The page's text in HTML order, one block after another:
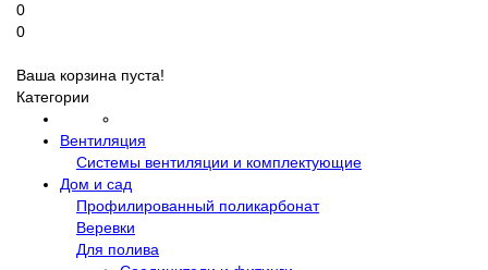
0
0
Ваша корзина пуста!
Категории
Вентиляция
Системы вентиляции и комплектующие
Дом и сад
Профилированный поликарбонат
Веревки
Для полива